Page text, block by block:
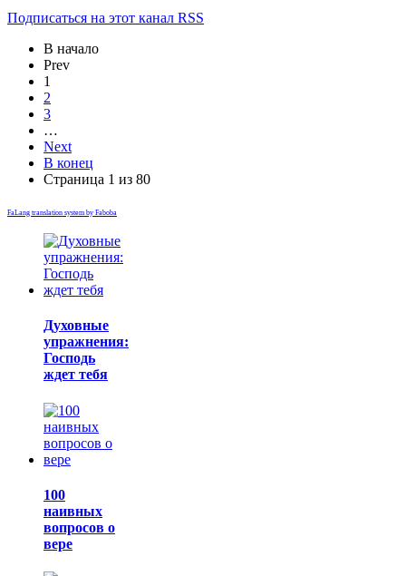
Подписаться на этот канал RSS
В начало
Prev
1
2
3
…
Next
В конец
Страница 1 из 80
FaLang translation system by Faboba
Духовные
упражнения:
Господь
ждет тебя
100
наивных
вопросов о
вере